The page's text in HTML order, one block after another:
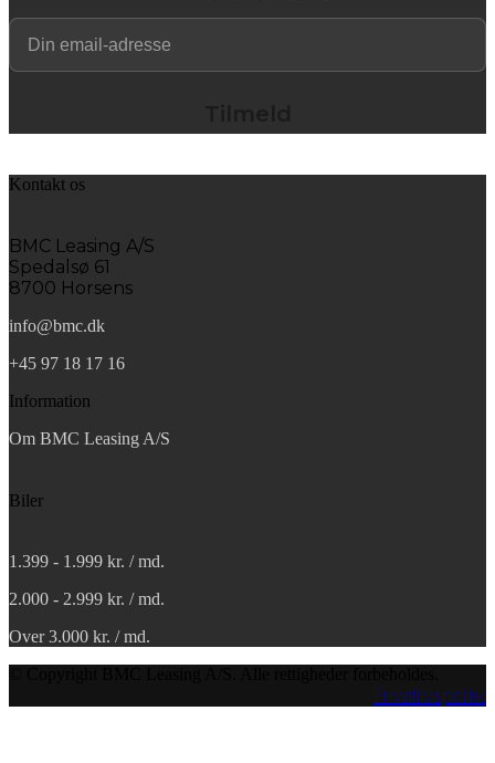
Kontakt os
BMC Leasing A/S
Spedalsø 61
8700 Horsens
info@bmc.dk
+45 97 18 17 16
Information
Om BMC Leasing A/S
Biler
1.399 - 1.999 kr. / md.
2.000 - 2.999 kr. / md.
Over 3.000 kr. / md.
Privatlivspolitik